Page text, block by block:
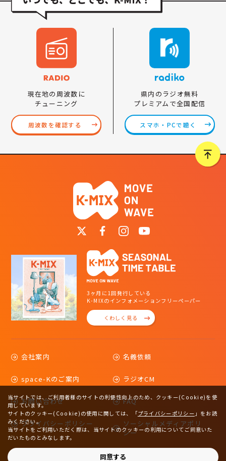
現在地の周波数に
チューニング
周波数を確認する
県内のラジオ無料
プレミアムで全国配信
スマホ・PCで聴く
3ヶ月に1回発行している
K-MIXのインフォメーションフリーペーパー
くわしく見る
会社案内 名義依頼
space-Kのご案内 ラジオCM
お問い合わせ FAQ
プライバシーポリシー
ソーシャルメディアポリ
シー
当サイトでは、ご利用者様のサイトの利便性向上のため、クッキー(Cookie)を使
用しています。
サイトのクッキー(Cookie)の使用に関しては、
「プライバシーポリシー 」をお読
みください。
当サイトをご利用いただく際は、当サイトのクッキーの利用についてご同意いた
だいたものとみなします。
同意する